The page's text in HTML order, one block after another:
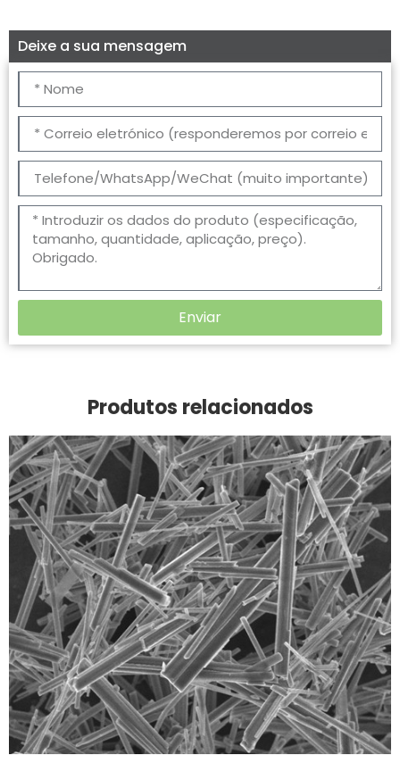
Deixe a sua mensagem
Enviar
Produtos relacionados